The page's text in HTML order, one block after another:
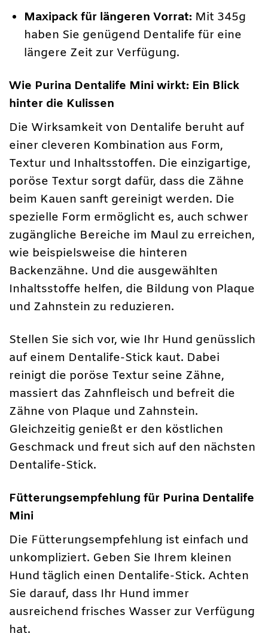
Maxipack für längeren Vorrat: Mit 345g
haben Sie genügend Dentalife für eine
längere Zeit zur Verfügung.
Wie Purina Dentalife Mini wirkt: Ein Blick
hinter die Kulissen
Die Wirksamkeit von Dentalife beruht auf
einer cleveren Kombination aus Form,
Textur und Inhaltsstoffen. Die einzigartige,
poröse Textur sorgt dafür, dass die Zähne
beim Kauen sanft gereinigt werden. Die
spezielle Form ermöglicht es, auch schwer
zugängliche Bereiche im Maul zu erreichen,
wie beispielsweise die hinteren
Backenzähne. Und die ausgewählten
Inhaltsstoffe helfen, die Bildung von Plaque
und Zahnstein zu reduzieren.
Stellen Sie sich vor, wie Ihr Hund genüsslich
auf einem Dentalife-Stick kaut. Dabei
reinigt die poröse Textur seine Zähne,
massiert das Zahnfleisch und befreit die
Zähne von Plaque und Zahnstein.
Gleichzeitig genießt er den köstlichen
Geschmack und freut sich auf den nächsten
Dentalife-Stick.
Fütterungsempfehlung für Purina Dentalife
Mini
Die Fütterungsempfehlung ist einfach und
unkompliziert. Geben Sie Ihrem kleinen
Hund täglich einen Dentalife-Stick. Achten
Sie darauf, dass Ihr Hund immer
ausreichend frisches Wasser zur Verfügung